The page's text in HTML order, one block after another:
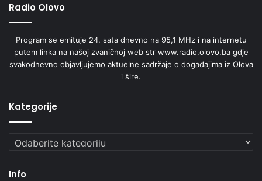
Radio Olovo
Program se emituje 24. sata dnevno na 95,1 MHz i na internetu
putem linka na našoj zvaničnoj web str www.radio.olovo.ba gdje
svakodnevno objavljujemo aktuelne sadržaje o događajima iz Olova
i šire.
Kategorije
Kategorije
Info